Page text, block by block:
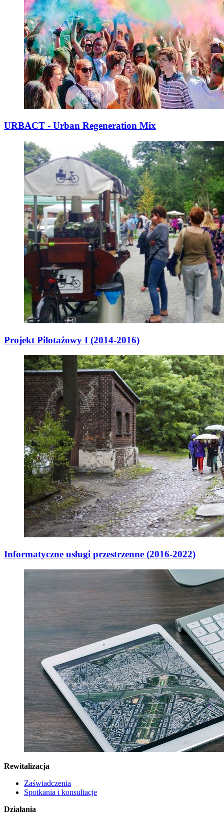
URBACT - Urban Regeneration Mix
Projekt Pilotażowy I (2014-2016)
Informatyczne usługi przestrzenne (2016-2022)
Rewitalizacja
Zaświadczenia
Spotkania i konsultacje
Działania